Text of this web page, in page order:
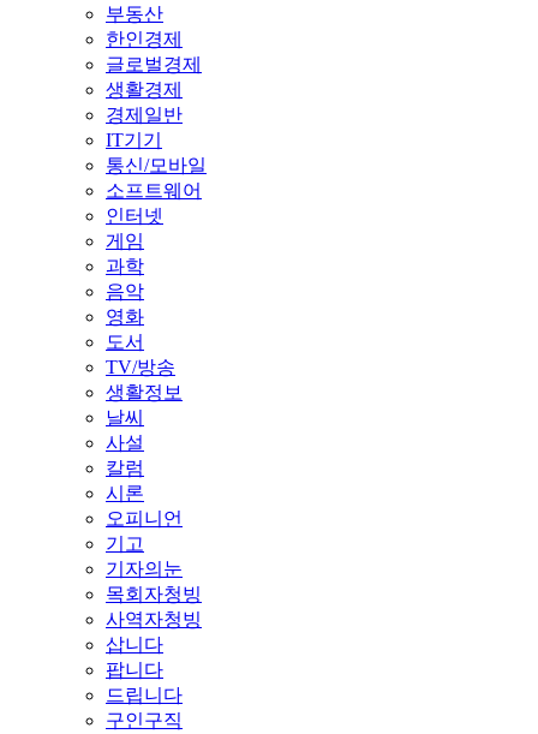
부동산
한인경제
글로벌경제
생활경제
경제일반
IT기기
통신/모바일
소프트웨어
인터넷
게임
과학
음악
영화
도서
TV/방송
생활정보
날씨
사설
칼럼
시론
오피니언
기고
기자의눈
목회자청빙
사역자청빙
삽니다
팝니다
드립니다
구인구직